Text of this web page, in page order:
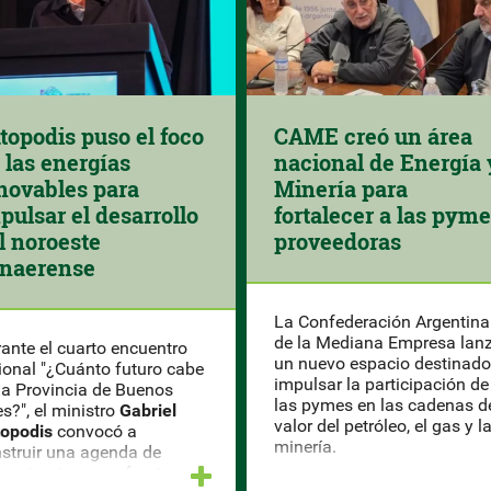
creó un área
de Energía y
para
a las pymes
Mediana Empresa lanzó
espacio destinado a
la participación de
en las cadenas de
del petróleo, el gas y la
Arcor apuesta por la
energía renovable
para reducir costos y
acelerar su
autoabastecimiento
La compañía inauguró su
primer parque solar en
Catamarca con una
de US$ 3,8 millones. La
abastecerá hasta el 90% del
consumo eléctrico de su
fábrica de gomitas y es una